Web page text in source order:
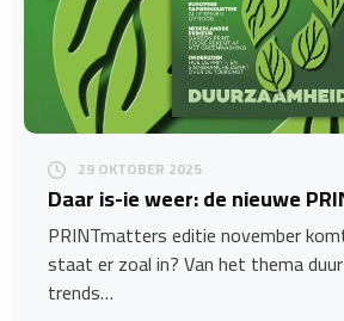
29 OKTOBER 2025
​Daar is-ie weer: de nieuwe
PRINTmatters editie november
staat er zoal in? Van het thema
trends…